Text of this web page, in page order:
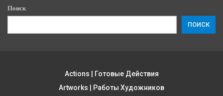
Поиск
ПОИСК
Actions | Готовые Действия
Artworks | Работы Художников